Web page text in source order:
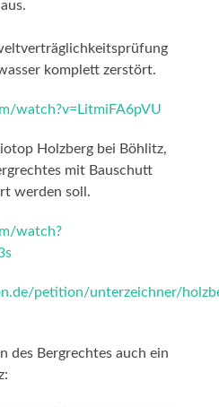
komplett zerstört.
watch?v=LitmiFA6pVU
Holzberg bei Böhlitz,
mit Bauschutt
werden soll.
watch?
petition/unterzeichner/
des Bergrechtes auch ein